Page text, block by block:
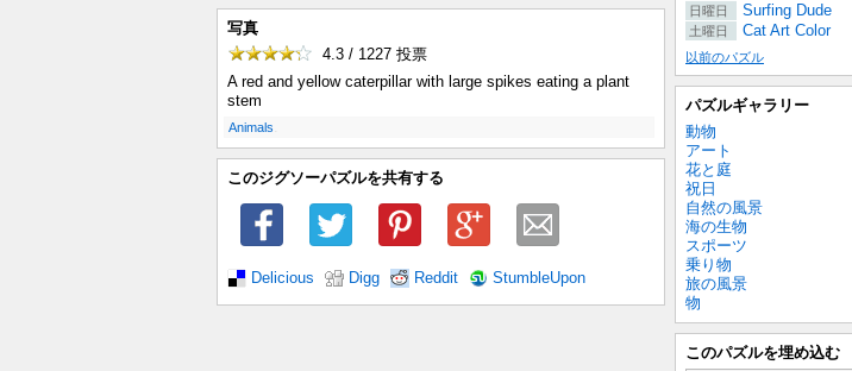
写真
4.3 / 1227 投票
A red and yellow caterpillar with large spikes eating a plant
stem
Animals
このジグソーパズルを共有する
Delicious Digg Reddit StumbleUpon
日曜日 Surfing Dude
土曜日 Cat Art Color
以前のパズル
パズルギャラリー
動物
アート
花と庭
祝日
自然の風景
海の生物
スポーツ
乗り物
旅の風景
物
このパズルを埋め込む